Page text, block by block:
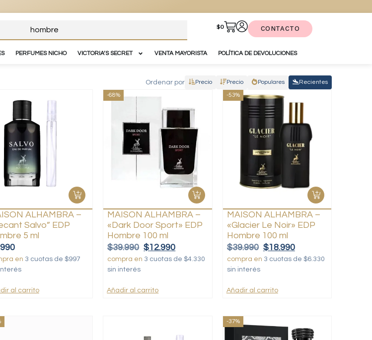
$0 CONTACTO
PERFUMES NICHO VICTORIA’S SECRET VENTA MAYORISTA POLÍTICA DE DEVOLUCIONES
Ordenar por Precio Precio Populares Recientes
ALHAMBRA –
Salvo” EDP
5 ml
en 3 cuotas de $997
al carrito
-68%
MAISON ALHAMBRA –
«Dark Door Sport» EDP
Hombre 100 ml
$39.990 $12.990
compra en 3 cuotas de $4.330
sin interés
Añadir al carrito
-53%
MAISON ALHAMBRA –
«Glacier Le Noir» EDP
Hombre 100 ml
$39.990 $18.990
compra en 3 cuotas de $6.330
sin interés
Añadir al carrito
-37%